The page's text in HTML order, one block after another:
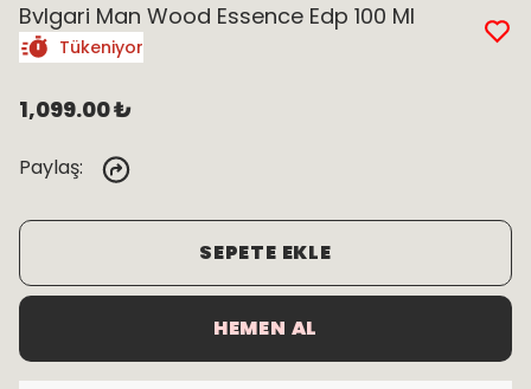
Bvlgari Man Wood Essence Edp 100 Ml
Tükeniyor
1,099.00 ₺
Paylaş:
SEPETE EKLE
HEMEN AL